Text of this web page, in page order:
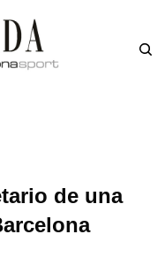
de una